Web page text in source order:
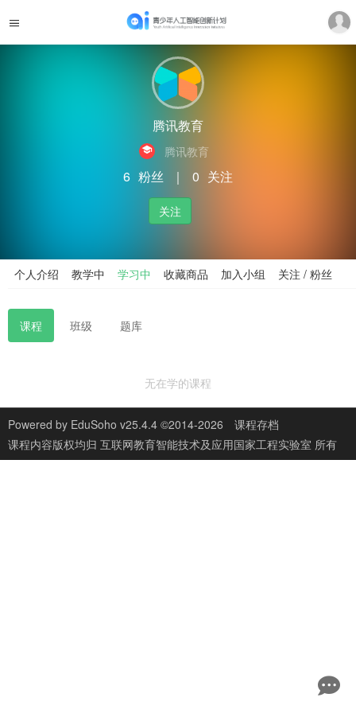
腾讯教育
腾讯教育
6 粉丝 ｜ 0 关注
关注
个人介绍 教学中 学习中 收藏商品 加入小组 关注 / 粉丝
课程 班级 题库
无在学的课程
Powered by EduSoho v25.4.4 ©2014-2026
课程存档
课程内容版权均归 互联网教育智能技术及应用国家工程实验室 所有